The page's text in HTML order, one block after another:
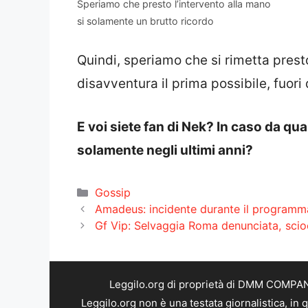
Speriamo che presto l’intervento alla mano
si solamente un brutto ricordo
Quindi, speriamo che si rimetta
disavventura il prima possibile, fuori
E voi siete fan di Nek? In caso da
solamente negli ultimi anni?
Categorie
Gossip
Amadeus: incidente durante il
Gf Vip: Selvaggia Roma denunciata,
Leggilo.org di proprietà di DMM
Leggilo.org non è una testata giornalistica, in